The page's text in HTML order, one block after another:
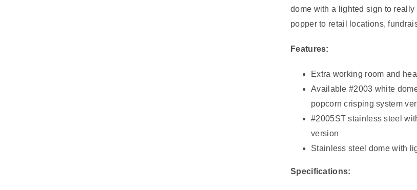
dome with a lighted sign to really
popper to retail locations,
Features:
Extra working room and
Available #2003 white
popcorn crisping system
#2005ST stainless steel
version
Stainless steel dome with
Specifications: